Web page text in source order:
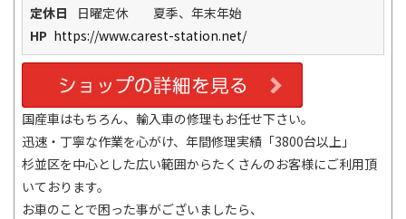
国産車はもちろん、輸入車の修理もお任せ下さい。
迅速・丁寧な作業を心がけ、年間修理実績「3800台以上」
杉並区を中心とした広い範囲からたくさんのお客様にご利用頂
いております。
お車のことで困った事がございましたら、
定休日
日曜定休 夏季、年末年始
HP https://www.carest-station.net/